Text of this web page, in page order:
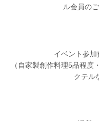
ル会員の
イベント参
（自家製創作料理5品程度
クテル